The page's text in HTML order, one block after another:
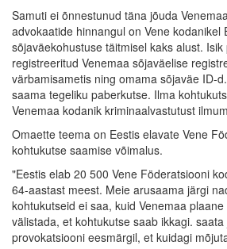
Samuti ei õnnestunud täna jõuda
advokaatide hinnangul on Vene kodanikel
sõjaväekohustuse täitmisel kaks alust. Isik
registreeritud Venemaa sõjaväelise
värbamisametis ning omama sõjaväe ID-
saama tegeliku paberkutse. Ilma
Venemaa kodanik kriminaalvastutust
Omaette teema on Eestis elavate Vene
kohtukutse saamise võimalus.
"Eestis elab 20 500 Vene Föderatsiooni
64-aastast meest. Meie arusaama järgi
kohtukutseid ei saa, kuid Venemaa
välistada, et kohtukutse saab ikkagi.
provokatsiooni eesmärgil, et kuidagi